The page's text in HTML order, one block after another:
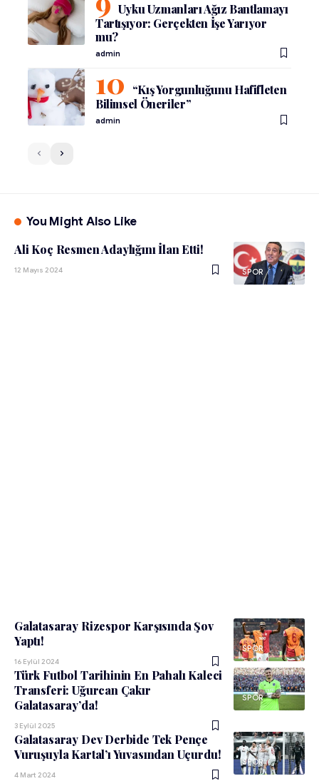
Uyku Uzmanları Ağız Bantlamayı
Tartışıyor: Gerçekten İşe Yarıyor
mu?
admin
“Kış Yorgunluğunu Hafifleten
Bilimsel Öneriler”
admin
You Might Also Like
SPOR
Ali Koç Resmen Adaylığını İlan Etti!
12 Mayıs 2024
SPOR
Galatasaray Rizespor Karşısında Şov
Yaptı!
16 Eylül 2024
SPOR
Türk Futbol Tarihinin En Pahalı Kaleci
Transferi: Uğurcan Çakır
Galatasaray’da!
3 Eylül 2025
SPOR
Galatasaray Dev Derbide Tek Pençe
Vuruşuyla Kartal’ı Yuvasından Uçurdu!
4 Mart 2024